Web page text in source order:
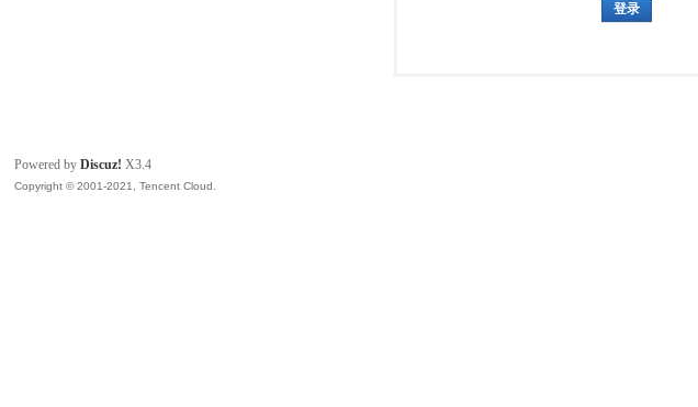
登录
Powered byDiscuz! X3.4
Copyright © 2001-2021, Tencent Cloud.